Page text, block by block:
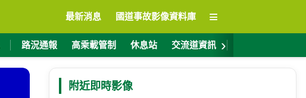
最新消息 國道事故影像資料庫 ≡
路況通報 高乘載管制 休息站 交流道資訊 ›
附近即時影像